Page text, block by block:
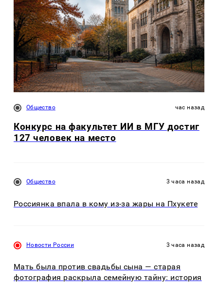
Общество час назад
Конкурс на факультет ИИ в МГУ достиг
127 человек на место
Общество 3 часа назад
Россиянка впала в кому из-за жары на Пхукете
Новости России 3 часа назад
Мать была против свадьбы сына — старая
фотография раскрыла семейную тайну: история